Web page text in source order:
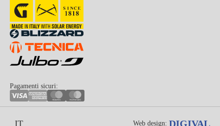
Pagamenti sicuri:
IT Web design: DIGIVAL